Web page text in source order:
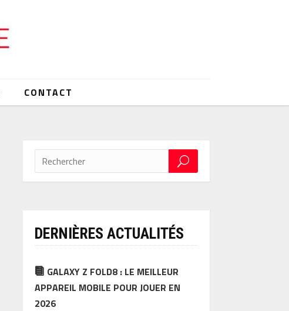
CONTACT
DERNIÈRES ACTUALITÉS
GALAXY Z FOLD8 : LE MEILLEUR
APPAREIL MOBILE POUR JOUER EN
2026